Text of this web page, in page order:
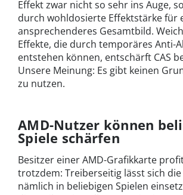
Effekt zwar nicht so sehr ins Auge,
durch wohldosierte Effektstärke für
ansprechenderes Gesamtbild.
Effekte, die durch temporäres Anti-
entstehen können, entschärft CAS
Unsere Meinung: Es gibt keinen
zu nutzen.
AMD-Nutzer können
Spiele schärfen
Besitzer einer AMD-Grafikkarte
trotzdem: Treiberseitig lässt sich
nämlich in beliebigen Spielen